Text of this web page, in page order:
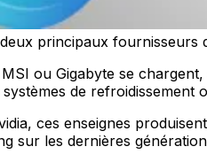
principaux fournisseurs
ou Gigabyte se
systèmes de
ces enseignes
sur les dernières